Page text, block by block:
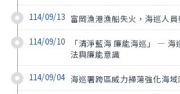
114/09/13 富岡漁港漁船失火，海巡人員
114/09/10
「清淨藍海 廉能海巡」 —
法與廉能意識
114/09/04 海巡署跨區威力掃蕩強化海